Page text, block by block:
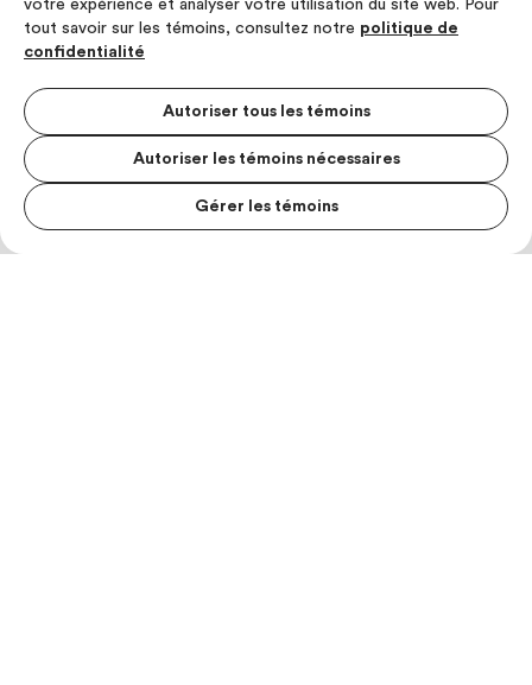
votre expérience et analyser votre utilisation du site web. Pour
tout savoir sur les témoins, consultez notre politique de
confidentialité
Autoriser tous les témoins
Autoriser les témoins nécessaires
Gérer les témoins
MENU